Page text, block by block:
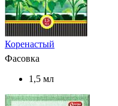
Коренастый
Фасовка
1,5 мл